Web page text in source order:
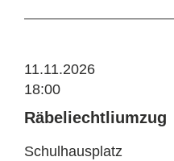
11.11.2026
18:00
Räbeliechtliumzug
Schulhausplatz